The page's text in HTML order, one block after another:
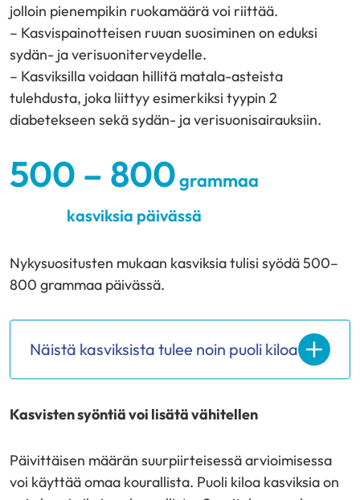
jolloin pienempikin ruokamäärä voi riittää.
– Kasvispainotteisen ruuan suosiminen on eduksi
sydän- ja verisuoniterveydelle.
– Kasviksilla voidaan hillitä matala-asteista
tulehdusta, joka liittyy esimerkiksi tyypin 2
diabetekseen sekä sydän- ja verisuonisairauksiin.
500 – 800grammaa
kasviksia päivässä
Nykysuositusten mukaan kasviksia tulisi syödä 500–
800 grammaa päivässä.
Näistä kasviksista tulee noin puoli kiloa
Kasvisten syöntiä voi lisätä vähitellen
Päivittäisen määrän suurpiirteisessä arvioimisessa
voi käyttää omaa kourallista. Puoli kiloa kasviksia on